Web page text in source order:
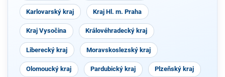
Karlovarský kraj Kraj Hl. m. Praha
Kraj Vysočina Královéhradecký kraj
Liberecký kraj Moravskoslezský kraj
Olomoucký kraj Pardubický kraj Plzeňský kraj